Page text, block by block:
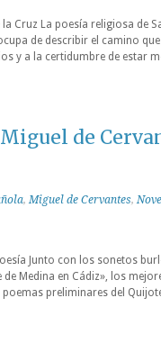
la Cruz La poesía religiosa de
de describir el camino
y a la certidumbre de estar
de
,Miguel de Cervantes,
Junto con los sonetos
de Medina en Cádiz», los
preliminares del